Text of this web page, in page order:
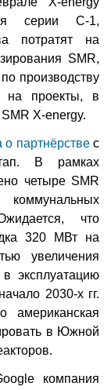
серии C-1,
потратят на
SMR,
производству
проекты, в
X-energy.
о партнёрствес
В рамках
четыре SMR
что
320 МВт на
увеличения
эксплуатацию
2030-х гг.
американская
в Южной
компания